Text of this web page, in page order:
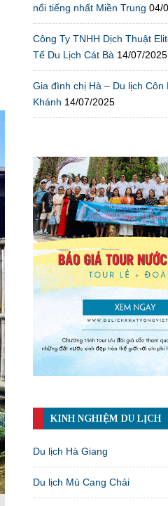
nổi tiếng nhất Miền Trung 04/
Công Ty TNHH Dịch Thuật
Tế Du Lịch Cát Bà 14/07/2025
Gia đình chị Hà – Du lịch Côn
Khánh 14/07/2025
KINH NGHIỆM DU LỊCH
Du lịch Hà Giang
Du lịch Mù Cang Chải